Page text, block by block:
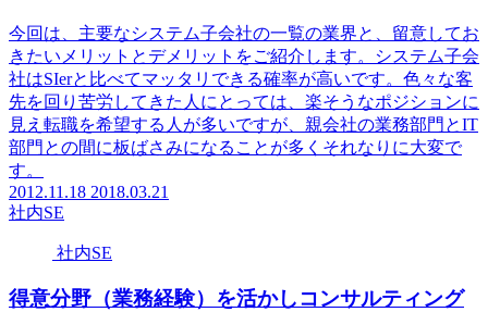
今回は、主要なシステム子会社の一覧の業界と、留意してお
きたいメリットとデメリットをご紹介します。システム子会
社はSIerと比べてマッタリできる確率が高いです。色々な客
先を回り苦労してきた人にとっては、楽そうなポジションに
見え転職を希望する人が多いですが、親会社の業務部門とIT
部門との間に板ばさみになることが多くそれなりに大変で
す。
2012.11.18 2018.03.21
社内SE
社内SE
得意分野（業務経験）を活かしコンサルティング